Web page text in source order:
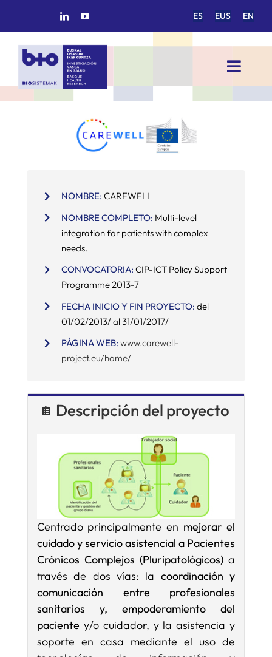
ES EUS EN
Toggle
INICIO
GRUPOS DE INVESTIGACIÓN
SERVICIOS
APOYO I+D+I
NOMBRE: CAREWELL
NOMBRE COMPLETO: Multi-level
integration for patients with complex
needs.
CONVOCATORIA: CIP-ICT Policy Support
Programme 2013-7
FECHA INICIO Y FIN PROYECTO: del
01/02/2013/ al 31/01/2017/
PÁGINA WEB: www.carewell-
project.eu/home/
Descripción del proyecto
Centrado principalmente en mejorar el
cuidado y servicio asistencial a Pacientes
Crónicos Complejos (Pluripatológicos) a
través de dos vías: la coordinación y
comunicación entre profesionales
sanitarios y, empoderamiento del
paciente y/o cuidador, y la asistencia y
soporte en casa mediante el uso de